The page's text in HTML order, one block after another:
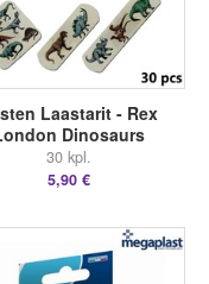
Laastarit - Rex
Dinosaurs
30 kpl.
5,90 €